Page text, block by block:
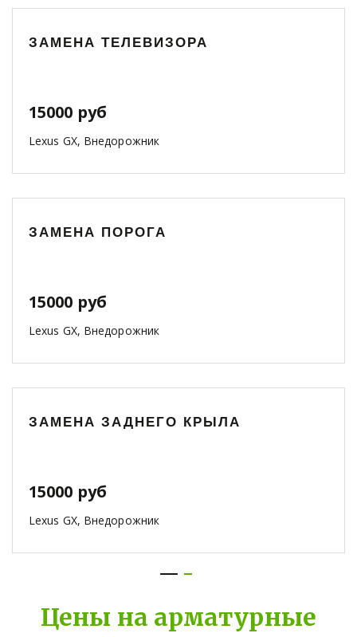
ЗАМЕНА ТЕЛЕВИЗОРА
15000 руб
Lexus GX, Внедорожник
ЗАМЕНА ПОРОГА
15000 руб
Lexus GX, Внедорожник
ЗАМЕНА ЗАДНЕГО КРЫЛА
15000 руб
Lexus GX, Внедорожник
Цены на арматурные